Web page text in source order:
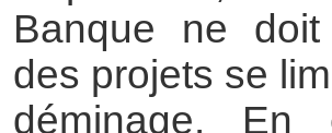
Banque ne
des projets se
déminage.